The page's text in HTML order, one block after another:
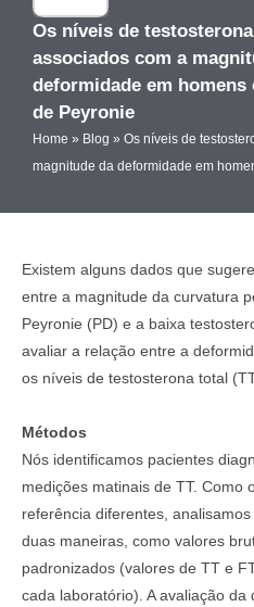
Os níveis de
associados com a
deformidade em homens
de Peyronie
Home » Blog » Os níveis de
magnitude da deformidade em
Existem alguns dados que
entre a magnitude da curvatura
Peyronie (PD) e a baixa
avaliar a relação entre a
os níveis de testosterona total
Métodos
Nós identificamos pacientes
medições matinais de TT. Como
referência diferentes,
duas maneiras, como valores
padronizados (valores de TT e
cada laboratório). A avaliação